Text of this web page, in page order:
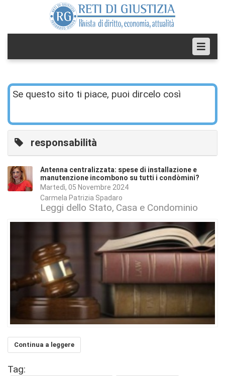
Se questo sito ti piace, puoi dircelo così
responsabilità
Antenna centralizzata: spese di installazione e
manutenzione incombono su tutti i condòmini?
Martedì, 05 Novembre 2024
Carmela Patrizia Spadaro
Leggi dello Stato Casa e Condominio
Continua a leggere
Tag: